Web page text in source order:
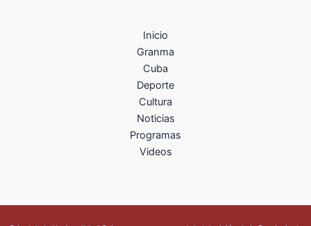
Inicio
Granma
Cuba
Deporte
Cultura
Noticias
Programas
Videos